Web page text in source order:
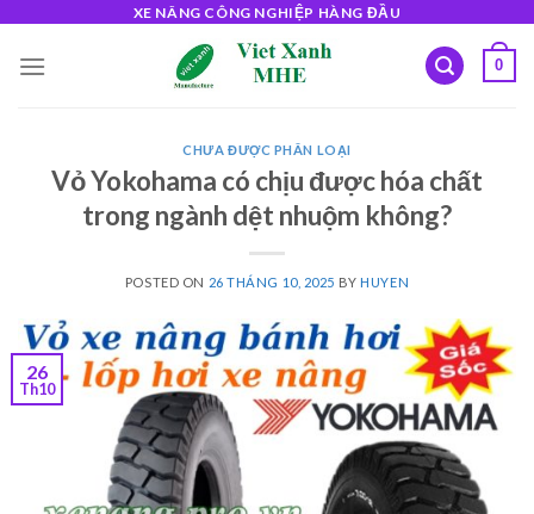
content
XE NÂNG CÔNG NGHIỆP HÀNG ĐẦU
0
CHƯA ĐƯỢC PHÂN LOẠI
Vỏ Yokohama có chịu được hóa chất
trong ngành dệt nhuộm không?
POSTED ON 26 THÁNG 10, 2025 BYHUYEN
26
Th10